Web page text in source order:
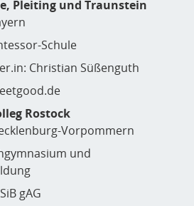
Pleiting und Traunstein
Schule
Christian Süßenguth
Rostock
Vorpommern
und
gAG